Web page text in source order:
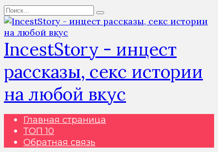
Перейти
к
содержанию
Search
for:
IncestStory - инцест
рассказы, секс истории
на любой вкус
Главная страница
ТОП 10
Обратная связь